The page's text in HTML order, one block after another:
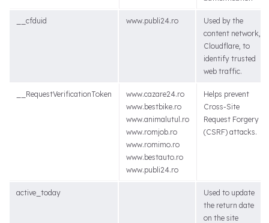
__cfduid www.publi24.ro
Used by the
content network,
Cloudflare, to
identify trusted
web traffic.
__RequestVerificationToken
www.cazare24.ro
www.bestbike.ro
www.animalutul.ro
www.romjob.ro
www.romimo.ro
www.bestauto.ro
www.publi24.ro
Helps prevent
Cross-Site
Request Forgery
(CSRF) attacks.
active_today
Used to update
the return date
on the site